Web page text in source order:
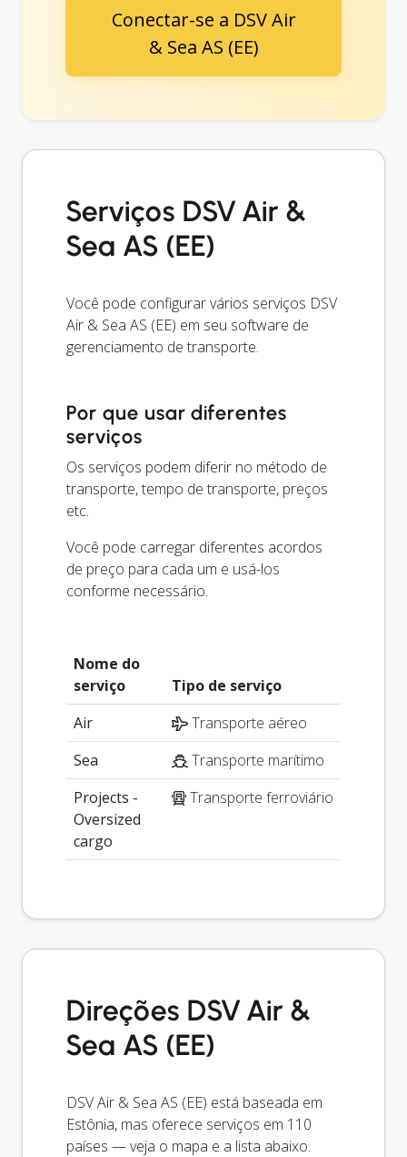
Conectar-se a DSV Air
& Sea AS (EE)
Serviços DSV Air &
Sea AS (EE)
Você pode configurar vários serviços DSV
Air & Sea AS (EE) em seu software de
gerenciamento de transporte.
Por que usar diferentes
serviços
Os serviços podem diferir no método de
transporte, tempo de transporte, preços
etc.
Você pode carregar diferentes acordos
de preço para cada um e usá-los
conforme necessário.
Nome do
serviço
Tipo de serviço
Air
Transporte aéreo
Sea
Transporte marítimo
Projects -
Oversized
cargo
Transporte ferroviário
Direções DSV Air &
Sea AS (EE)
DSV Air & Sea AS (EE) está baseada em
Estônia, mas oferece serviços em 110
países — veja o mapa e a lista abaixo.